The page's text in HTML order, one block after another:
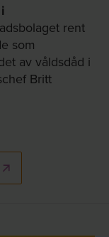
rent
som
av våldsdåd i
Britt